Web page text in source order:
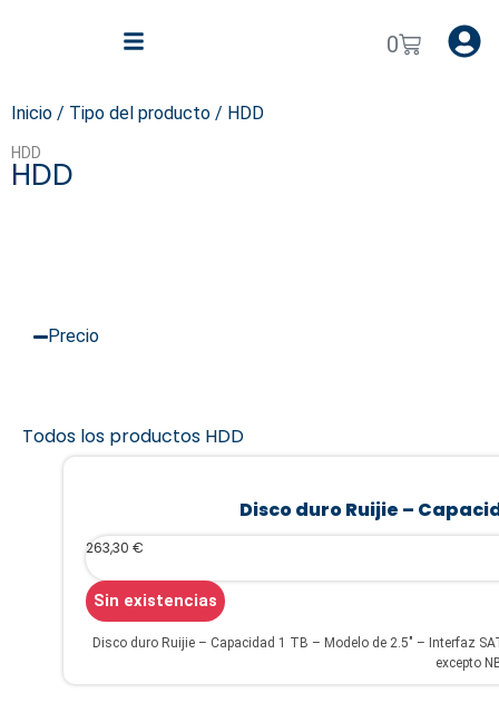
0
Inicio / Tipo del producto / HDD
HDD
HDD
Precio
Todos los productos HDD
Disco duro Ruijie –
263,30 €
Sin existencias
Disco duro Ruijie – Capacidad 1 TB – Modelo de 2.5" – Interfaz SATA – Modelo compatible Ruijie – Compatible con serie
excepto